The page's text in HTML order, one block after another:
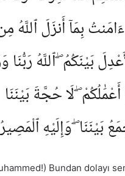
بِمَآ أَنزَلَ ٱللَّهُ
بَيْنَكُمُ ۖ ٱللَّهُ رَبُّنَا
أَعْمَٰلُكُمْ ۖ لَا حُجَّةَ بَيْنَنَا
بَيْنَنَا ۖ وَإِلَيْهِ ٱلْمَصِيرُ
Bundan dolayı